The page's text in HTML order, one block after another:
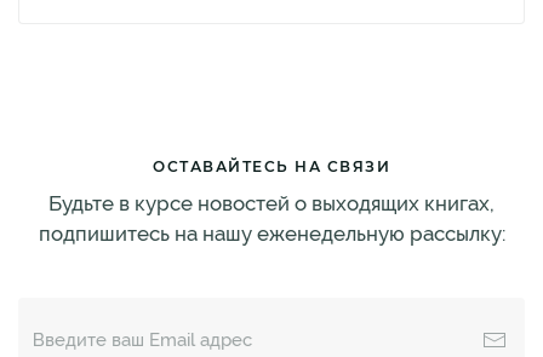
ОСТАВАЙТЕСЬ НА СВЯЗИ
Будьте в курсе новостей о выходящих книгах,
подпишитесь на нашу еженедельную рассылку: